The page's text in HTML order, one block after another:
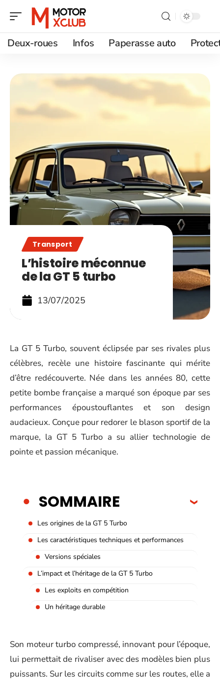
Deux-roues Infos Paperasse auto
Transport
L’histoire méconnue
de la GT 5 turbo
13/07/2025
La GT 5 Turbo, souvent éclipsée par ses rivales plus
célèbres, recèle une histoire fascinante qui mérite
d’être redécouverte. Née dans les années 80, cette
petite bombe française a marqué son époque par ses
performances époustouflantes et son design
audacieux. Conçue pour redorer le blason sportif de la
marque, la GT 5 Turbo a su allier technologie de
pointe et passion mécanique.
SOMMAIRE
Les origines de la GT 5 Turbo
Les caractéristiques techniques et performances
Versions spéciales
L’impact et l’héritage de la GT 5 Turbo
Les exploits en compétition
Un héritage durable
Son moteur turbo compressé, innovant pour l’époque,
lui permettait de rivaliser avec des modèles bien plus
puissants. Sur les circuits comme sur les routes, elle a